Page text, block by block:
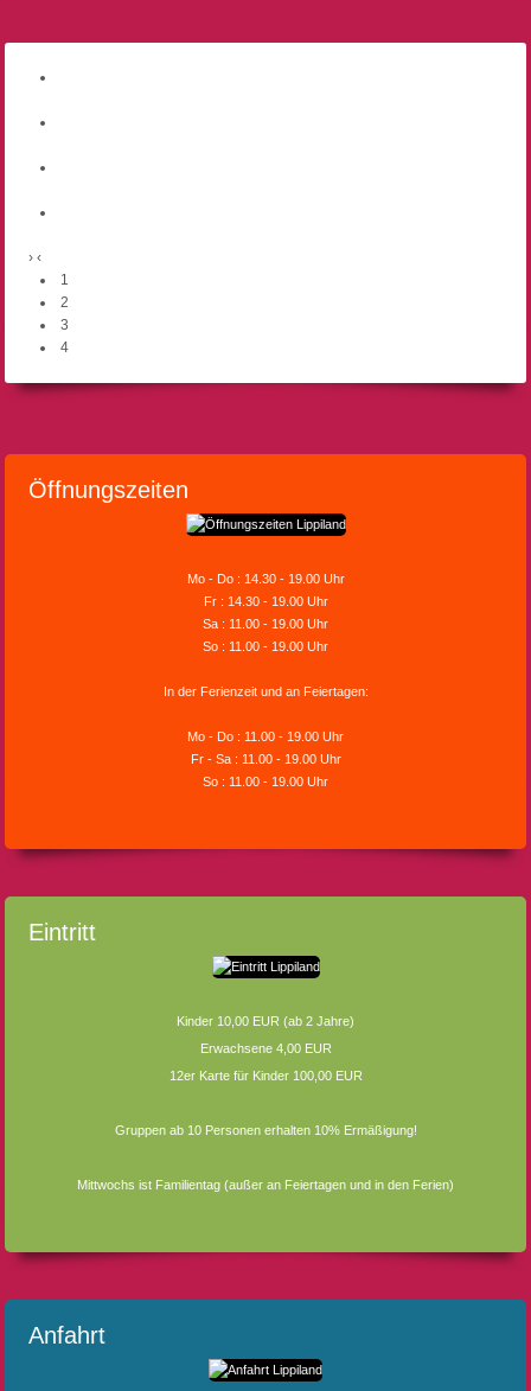
› ‹
1
2
3
4
Öffnungszeiten
Mo - Do : 14.30 - 19.00 Uhr
Fr : 14.30 - 19.00 Uhr
Sa : 11.00 - 19.00 Uhr
So : 11.00 - 19.00 Uhr
In der Ferienzeit und an Feiertagen:
Mo - Do : 11.00 - 19.00 Uhr
Fr - Sa : 11.00 - 19.00 Uhr
So : 11.00 - 19.00 Uhr
Eintritt
Kinder 10,00 EUR (ab 2 Jahre)
Erwachsene 4,00 EUR
12er Karte für Kinder 100,00 EUR
Gruppen ab 10 Personen erhalten 10% Ermäßigung!
Mittwochs ist Familientag (außer an Feiertagen und in den Ferien)
Anfahrt